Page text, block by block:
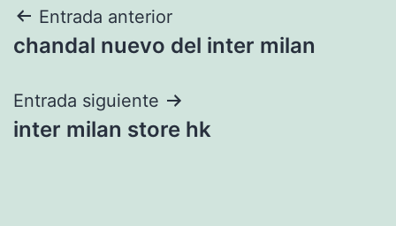
Navegación
de
entradas
Entrada anterior
chandal nuevo del inter milan
Entrada siguiente
inter milan store hk